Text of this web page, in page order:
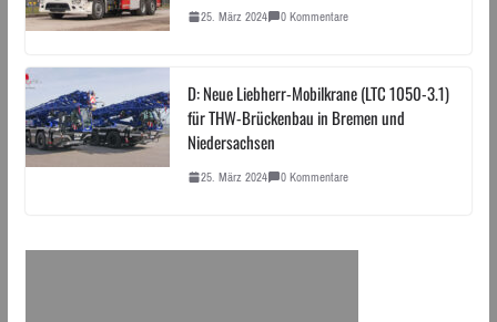
25. März 2024 0 Kommentare
D: Neue Liebherr-Mobilkrane (LTC 1050-3.1)
für THW-Brückenbau in Bremen und
Niedersachsen
25. März 2024 0 Kommentare